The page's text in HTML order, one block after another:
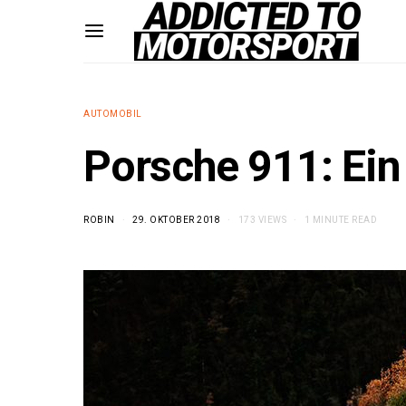
AUTOMOBIL
Porsche 911:
ROBIN 29. OKTOBER 2018 173 VIEWS 1 MINUTE READ